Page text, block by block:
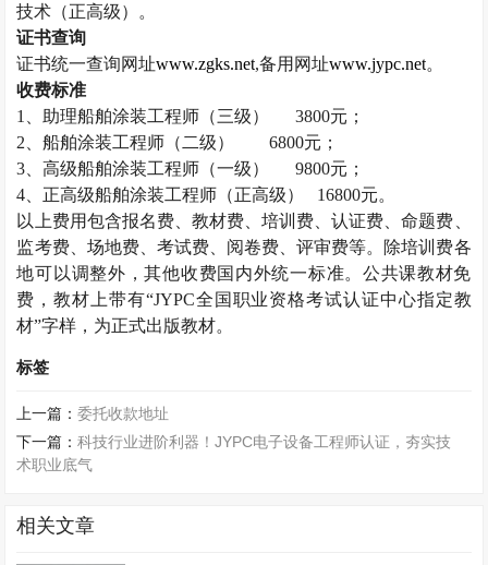
技术（正高级）。
证书查询
证书统一查询网址www.zgks.net,备用网址www.jypc.net。
收费标准
1
、助理船舶涂装工程师（三级） 3800元；
2 、船舶涂装工程师（二级） 6800元；
3 、高级船舶涂装工程师（一级） 9800元；
4 、正高级船舶涂装工程师（正高级） 16800元。
以上费用包含报名费、教材费、培训费、认证费、命题费、
监考费、场地费、考试费、阅卷费、评审费等。除培训费各
地可以调整外，其他收费国内外统一标准。公共课教材免
费，教材上带有“JYPC全国职业资格考试认证中心指定教
材”字样，为正式出版教材。
标签
上一篇：委托收款地址
下一篇：科技行业进阶利器！JYPC电子设备工程师认证，夯实技
术职业底气
相关文章